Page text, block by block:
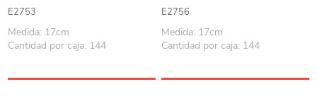
E2753
Medida: 17cm
Cantidad por caja: 144
E2756
Medida: 17cm
Cantidad por caja: 144